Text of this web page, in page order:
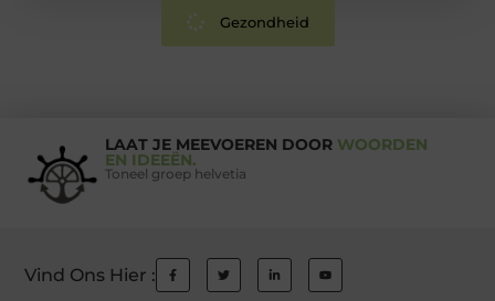
Gezondheid
LAAT JE MEEVOEREN DOOR WOORDEN
EN IDEEËN.
Toneel groep helvetia
Vind Ons Hier :